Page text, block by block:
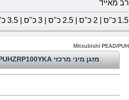
רב מאייד
1.5 כ"ס 2 כ"ס 2.5 כ"ס 3 כ"ס 3.5 כ"ס
מזגן מיני מרכזי Mitsubishi PEAD/PUHZRP100YKA